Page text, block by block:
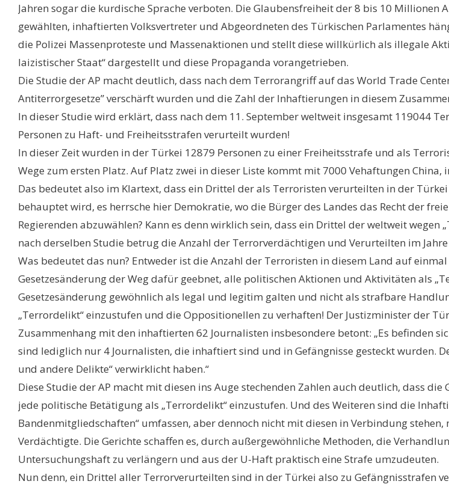
Jahren sogar die kurdische Sprache verboten. Die Glaubensfreiheit der 8 bis 10
gewählten, inhaftierten Volksvertreter und Abgeordneten des Türkischen Parlamentes
die Polizei Massenproteste und Massenaktionen und stellt diese willkürlich als illegale
laizistischer Staat“ dargestellt und diese Propaganda vorangetrieben.
Die Studie der AP macht deutlich, dass nach dem Terrorangriff auf das World Trade
Antiterrorgesetze” verschärft wurden und die Zahl der Inhaftierungen in diesem
In dieser Studie wird erklärt, dass nach dem 11. September weltweit insgesamt 119044
Personen zu Haft- und Freiheitsstrafen verurteilt wurden!
In dieser Zeit wurden in der Türkei 12879 Personen zu einer Freiheitsstrafe und als
Wege zum ersten Platz. Auf Platz zwei in dieser Liste kommt mit 7000 Vehaftungen
Das bedeutet also im Klartext, dass ein Drittel der als Terroristen verurteilten in der
behauptet wird, es herrsche hier Demokratie, wo die Bürger des Landes das Recht der
Regierenden abzuwählen? Kann es denn wirklich sein, dass ein Drittel der weltweit
nach derselben Studie betrug die Anzahl der Terrorverdächtigen und Verurteilten im
Was bedeutet das nun? Entweder ist die Anzahl der Terroristen in diesem Land auf
Gesetzesänderung der Weg dafür geebnet, alle politischen Aktionen und Aktivitäten als
Gesetzesänderung gewöhnlich als legal und legitim galten und nicht als strafbare
„Terrordelikt“ einzustufen und die Oppositionellen zu verhaften! Der Justizminister der
Zusammenhang mit den inhaftierten 62 Journalisten insbesondere betont: „Es befinden
sind lediglich nur 4 Journalisten, die inhaftiert sind und in Gefängnisse gesteckt wurden.
und andere Delikte“ verwirklicht haben.“
Diese Studie der AP macht mit diesen ins Auge stechenden Zahlen auch deutlich, dass
jede politische Betätigung als „Terrordelikt“ einzustufen. Und des Weiteren sind die
Bandenmitgliedschaften“ umfassen, aber dennoch nicht mit diesen in Verbindung
Verdächtigte. Die Gerichte schaffen es, durch außergewöhnliche Methoden, die
Untersuchungshaft zu verlängern und aus der U-Haft praktisch eine Strafe umzudeuten.
Nun denn, ein Drittel aller Terrorverurteilten sind in der Türkei also zu Gefängnisstrafen